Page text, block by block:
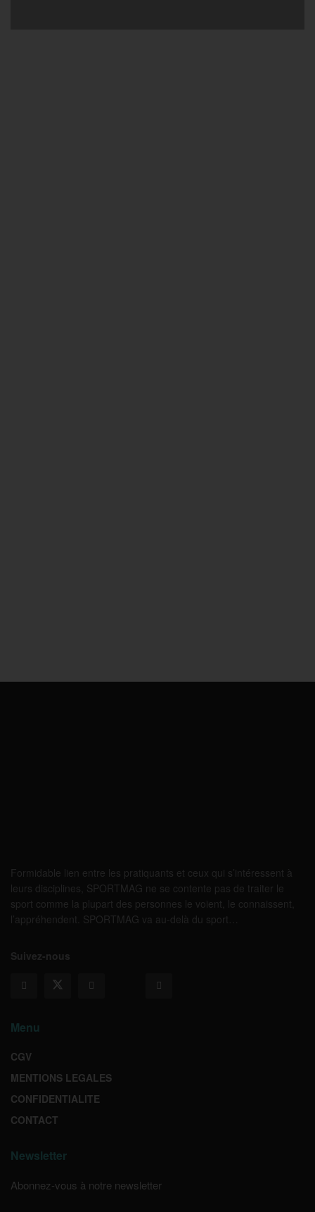
Formidable lien entre les pratiquants et ceux qui s’intéressent à
leurs disciplines, SPORTMAG ne se contente pas de traiter le
sport comme la plupart des personnes le voient, le connaissent,
l’appréhendent. SPORTMAG va au-delà du sport…
Suivez-nous
Menu
CGV
MENTIONS LEGALES
CONFIDENTIALITE
CONTACT
Newsletter
Abonnez-vous à notre newsletter